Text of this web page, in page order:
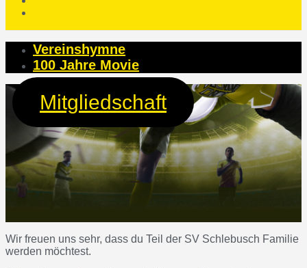
Vereinshymne
100 Jahre Movie
Mitgliedschaft
Wir freuen uns sehr, dass du Teil der SV Schlebusch Familie
werden möchtest.